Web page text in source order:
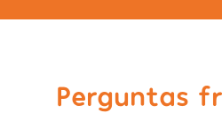
Perguntas